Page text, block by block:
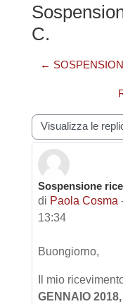
C.
←
Modalità
Sospensione
di Paola Cosma
13:34
Numero di
Buongiorno,
Il mio
GENNAIO 2018,